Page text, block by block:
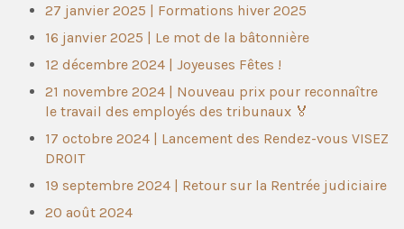
27 janvier 2025 | Formations hiver 2025
16 janvier 2025 | Le mot de la bâtonnière
12 décembre 2024 | Joyeuses Fêtes !
21 novembre 2024 | Nouveau prix pour reconnaître
le travail des employés des tribunaux 🏅
17 octobre 2024 | Lancement des Rendez-vous VISEZ
DROIT
19 septembre 2024 | Retour sur la Rentrée judiciaire
20 août 2024